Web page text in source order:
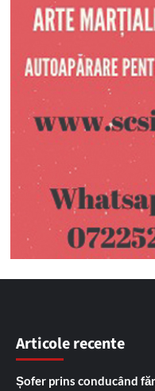
Articole recente
Șofer prins conducând